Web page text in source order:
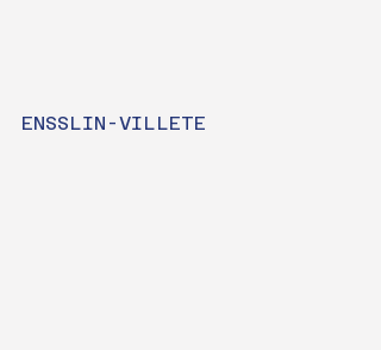
ENSSLIN-VILLETE